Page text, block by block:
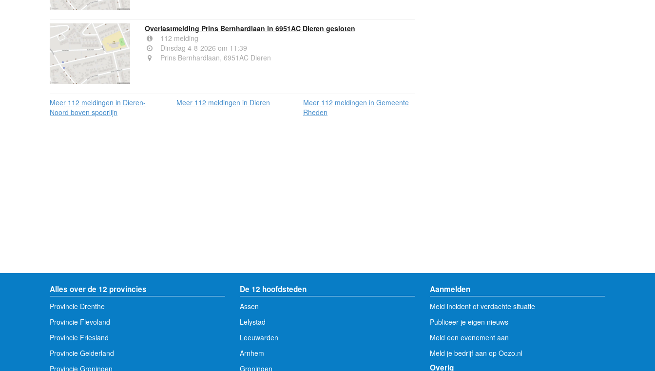
Overlastmelding Prins Bernhardlaan in 6951AC Dieren gesloten
112 melding
Dinsdag 4-8-2026 om 11:39
Prins Bernhardlaan, 6951AC Dieren
Meer 112 meldingen in Dieren-
Noord boven spoorlijn
Meer 112 meldingen in Dieren
Meer 112 meldingen in Gemeente
Rheden
Alles over de 12 provincies
Provincie Drenthe
Provincie Flevoland
Provincie Friesland
Provincie Gelderland
Provincie Groningen
De 12 hoofdsteden
Assen
Lelystad
Leeuwarden
Arnhem
Groningen
Aanmelden
Meld incident of verdachte situatie
Publiceer je eigen nieuws
Meld een evenement aan
Meld je bedrijf aan op Oozo.nl
Overig